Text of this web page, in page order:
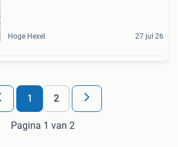
Hoge Hexel 27 jul 26
1 2
Pagina 1 van 2